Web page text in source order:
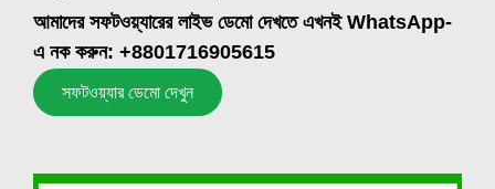
আমাদের সফটওয়্যারের লাইভ ডেমো দেখতে এখনই WhatsApp-
এ নক করুন: +8801716905615
সফটওয়্যার ডেমো দেখুন